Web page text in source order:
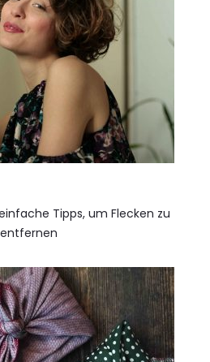
Tipps, um Flecken zu
entfernen